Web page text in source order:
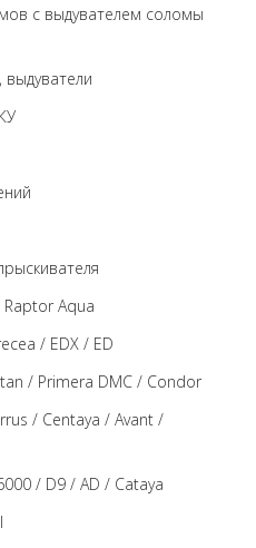
с выдувателем соломы
Aqua
/ EDX / ED
/ Primera DMC / Condor
/ Centaya / Avant /
/ D9 / AD / Cataya